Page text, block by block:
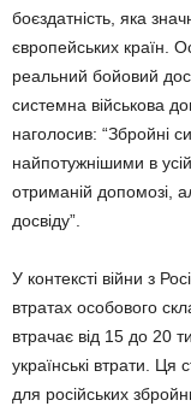
боєздатність, яка
європейських країн.
реальний бойовий
системна військова
наголосив: “Збройні
найпотужнішими в
отриманій допомозі,
досвіду”.
У контексті війни з
втратах особового
втрачає від 15 до 20
українські втрати. Ця
для російських